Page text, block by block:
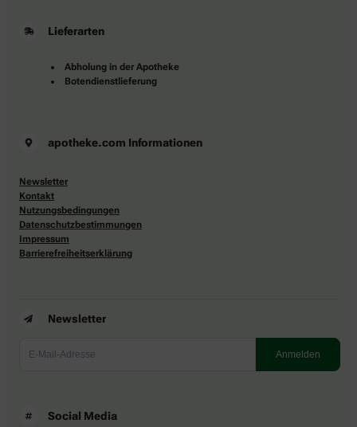
Lieferarten
Abholung in der Apotheke
Botendienstlieferung
apotheke.com Informationen
Newsletter
Kontakt
Nutzungsbedingungen
Datenschutzbestimmungen
Impressum
Barrierefreiheitserklärung
Newsletter
Social Media